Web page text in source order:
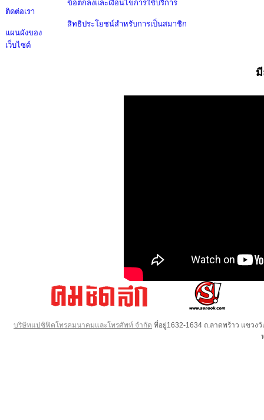
ติดต่อเรา
แผนผังของ
เว็บไซต์
ข้อตกลงและเงื่อนไขการใช้บริการ
สิทธิประโยชน์สำหรับการเป็นสมาชิก
บริษัทแปซิฟิคโทรคมนาคมและโทรศัพท์ จำกัด ที่อยู่1632-1634 ถ.ลาดพร้าว แขวง